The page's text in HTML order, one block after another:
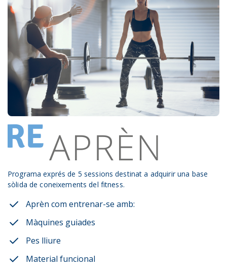
Programa exprés de 5 sessions destinat a adquirir una base
sòlida de coneixements del fitness.
Aprèn com entrenar-se amb:
Màquines guiades
Pes lliure
Material funcional